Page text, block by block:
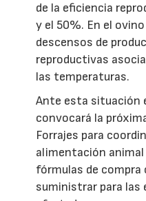
de la eficiencia
y el 50%. En el
descensos de
reproductivas
las temperaturas.
Ante esta situación
convocará la
Forrajes para
alimentación
fórmulas de compra
suministrar para las